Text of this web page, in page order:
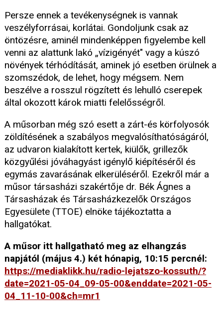
Persze ennek a tevékenységnek is vannak
veszélyforrásai, korlátai. Gondoljunk csak az
öntözésre, aminél mindenképpen figyelembe kell
venni az alattunk lakó „vízigényét" vagy a kúszó
növények térhódítását, aminek jó esetben örülnek a
szomszédok, de lehet, hogy mégsem. Nem
beszélve a rosszul rögzített és lehulló cserepek
által okozott károk miatti felelősségről.
A műsorban még szó esett a zárt-és körfolyosók
zöldítésének a szabályos megvalósíthatóságáról,
az udvaron kialakított kertek, kiülők, grillezők
közgyűlési jóváhagyást igénylő kiépítéséről és
egymás zavarásának elkerüléséről. Ezekről már a
műsor társasházi szakértője dr. Bék Ágnes a
Társasházak és Társasházkezelők Országos
Egyesülete (TTOE) elnöke tájékoztatta a
hallgatókat.
A műsor itt hallgatható meg az elhangzás
napjától (május 4.) két hónapig, 10:15 percnél:
https://mediaklikk.hu/radio-lejatszo-kossuth/?
date=2021-05-04_09-05-00&enddate=2021-05-
04_11-10-00&ch=mr1